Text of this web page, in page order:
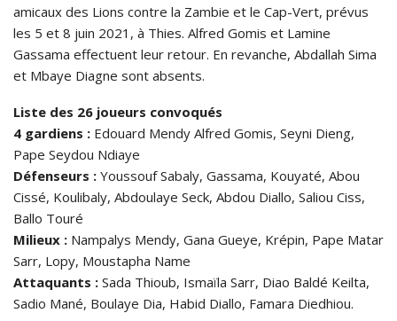
amicaux des Lions contre la Zambie et le Cap-Vert, prévus
les 5 et 8 juin 2021, à Thies. Alfred Gomis et Lamine
Gassama effectuent leur retour. En revanche, Abdallah Sima
et Mbaye Diagne sont absents.
Liste des 26 joueurs convoqués
4 gardiens : Edouard Mendy Alfred Gomis, Seyni Dieng,
Pape Seydou Ndiaye
Défenseurs : Youssouf Sabaly, Gassama, Kouyaté, Abou
Cissé, Koulibaly, Abdoulaye Seck, Abdou Diallo, Saliou Ciss,
Ballo Touré
Milieux : Nampalys Mendy, Gana Gueye, Krépin, Pape Matar
Sarr, Lopy, Moustapha Name
Attaquants : Sada Thioub, Ismaïla Sarr, Diao Baldé Keilta,
Sadio Mané, Boulaye Dia, Habid Diallo, Famara Diedhiou.